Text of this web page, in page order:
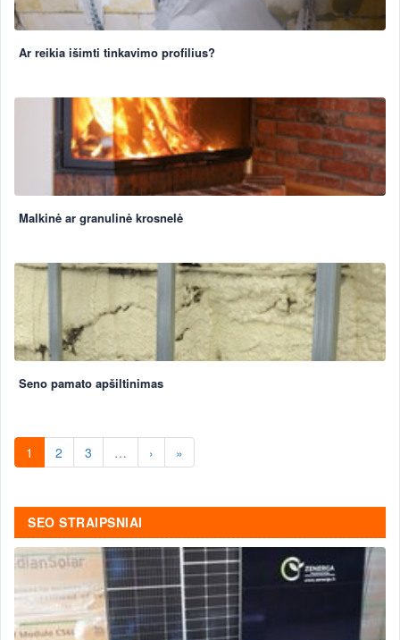
Ar reikia išimti tinkavimo profilius?
Malkinė ar granulinė krosnelė
Seno pamato apšiltinimas
1 2 3 … › »
SEO STRAIPSNIAI